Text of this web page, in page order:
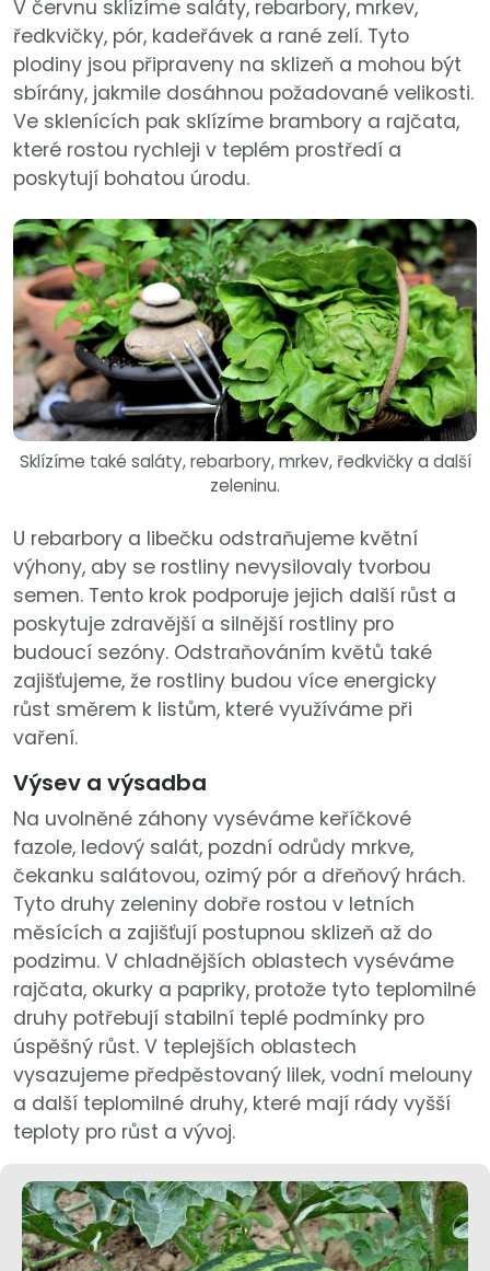
V červnu sklízíme saláty, rebarbory, mrkev,
ředkvičky, pór, kadeřávek a rané zelí. Tyto
plodiny jsou připraveny na sklizeň a mohou být
sbírány, jakmile dosáhnou požadované velikosti.
Ve sklenících pak sklízíme brambory a rajčata,
které rostou rychleji v teplém prostředí a
poskytují bohatou úrodu.
Sklízíme také saláty, rebarbory, mrkev, ředkvičky a další
zeleninu.
U rebarbory a libečku odstraňujeme květní
výhony, aby se rostliny nevysilovaly tvorbou
semen. Tento krok podporuje jejich další růst a
poskytuje zdravější a silnější rostliny pro
budoucí sezóny. Odstraňováním květů také
zajišťujeme, že rostliny budou více energicky
růst směrem k listům, které využíváme při
vaření.
Výsev a výsadba
Na uvolněné záhony vyséváme keříčkové
fazole, ledový salát, pozdní odrůdy mrkve,
čekanku salátovou, ozimý pór a dřeňový hrách.
Tyto druhy zeleniny dobře rostou v letních
měsících a zajišťují postupnou sklizeň až do
podzimu. V chladnějších oblastech vyséváme
rajčata, okurky a papriky, protože tyto teplomilné
druhy potřebují stabilní teplé podmínky pro
úspěšný růst. V teplejších oblastech
vysazujeme předpěstovaný lilek, vodní melouny
a další teplomilné druhy, které mají rády vyšší
teploty pro růst a vývoj.